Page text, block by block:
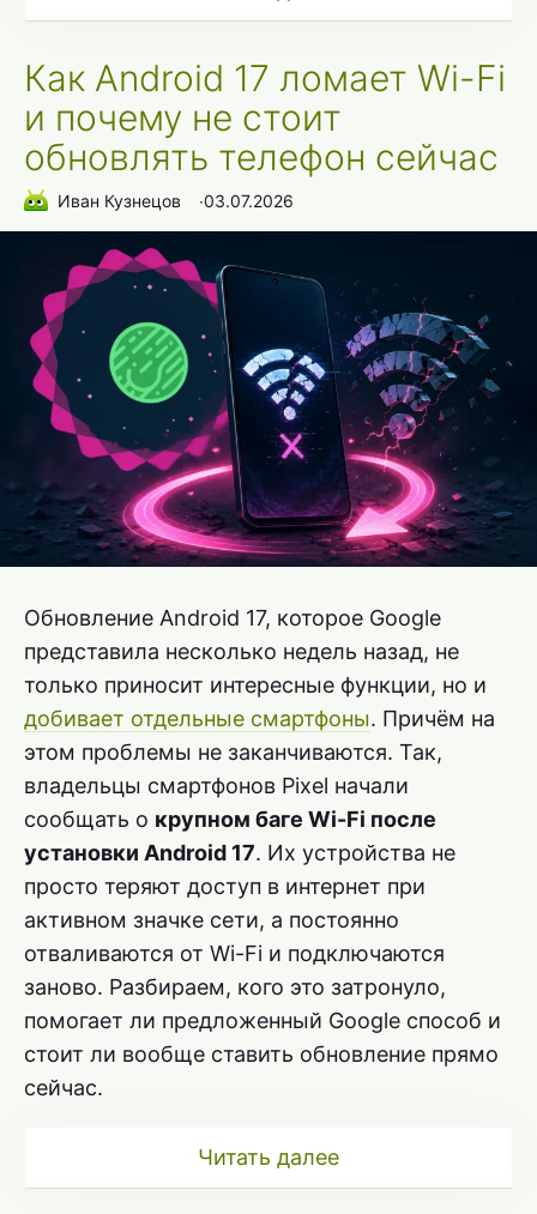
Как Android 17 ломает Wi-Fi
и почему не стоит
обновлять телефон сейчас
Иван Кузнецов ∙03.07.2026
Обновление Android 17, которое Google
представила несколько недель назад, не
только приносит интересные функции, но и
добивает отдельные смартфоны. Причём на
этом проблемы не заканчиваются. Так,
владельцы смартфонов Pixel начали
сообщать о крупном баге Wi-Fi после
установки Android 17. Их устройства не
просто теряют доступ в интернет при
активном значке сети, а постоянно
отваливаются от Wi-Fi и подключаются
заново. Разбираем, кого это затронуло,
помогает ли предложенный Google способ и
стоит ли вообще ставить обновление прямо
сейчас.
Читать далее